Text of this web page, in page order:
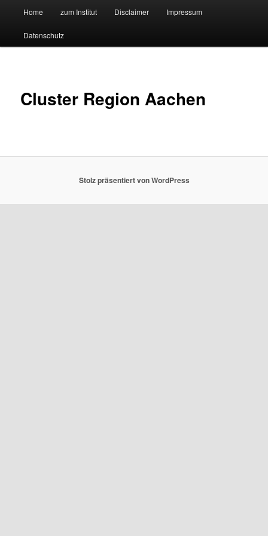
Suchmaschine Forschung und
Zum
primären
springen
Zum
sekundären
springen
Home zum Institut Disclaimer Impressum
Datenschutz
Cluster Region Aachen
Stolz präsentiert von WordPress